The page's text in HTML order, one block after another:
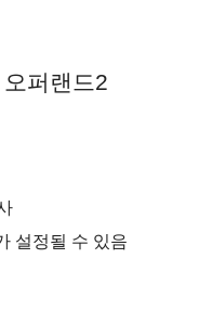
오퍼랜드2
설정될 수 있음